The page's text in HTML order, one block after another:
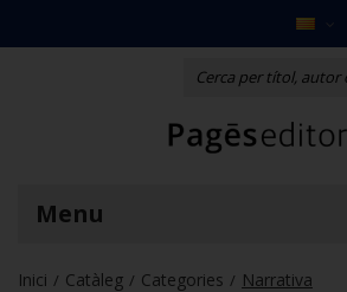
Menu
Inici / Catàleg / Categories / Narrativa